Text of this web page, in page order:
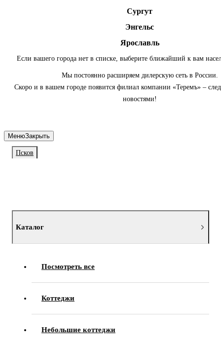
Сургут
Энгельс
Ярославль
Если вашего города нет в списке, выберите ближайший к вам
Мы постоянно расширяем дилерскую сеть в России.
Скоро и в вашем городе появится филиал компании «Теремъ» –
новостями!
Псков
МенюЗакрыть
Каталог
Посмотреть все
Коттеджи
Небольшие коттеджи